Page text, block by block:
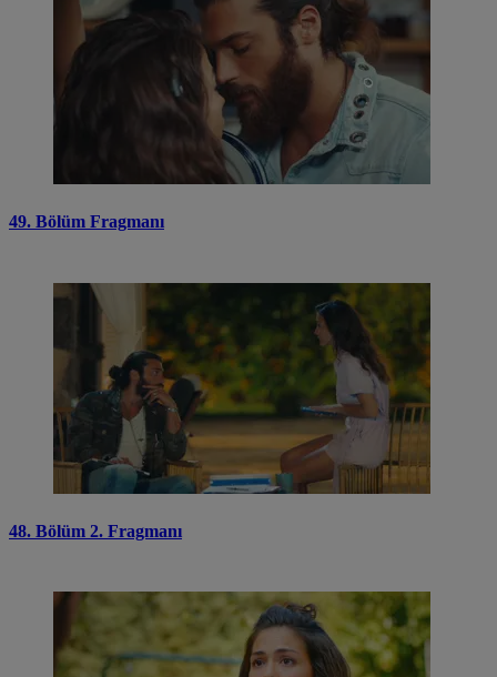
49. Bölüm Fragmanı
48. Bölüm 2. Fragmanı